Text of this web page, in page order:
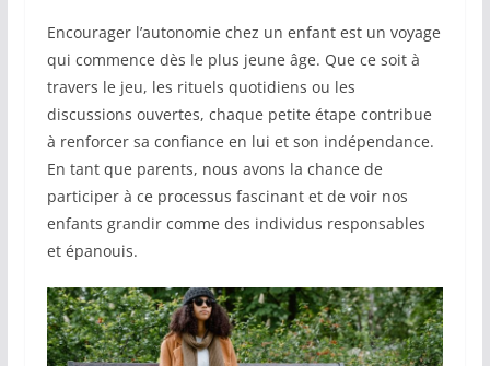
Encourager l’autonomie chez un enfant est un voyage
qui commence dès le plus jeune âge. Que ce soit à
travers le jeu, les rituels quotidiens ou les
discussions ouvertes, chaque petite étape contribue
à renforcer sa confiance en lui et son indépendance.
En tant que parents, nous avons la chance de
participer à ce processus fascinant et de voir nos
enfants grandir comme des individus responsables
et épanouis.